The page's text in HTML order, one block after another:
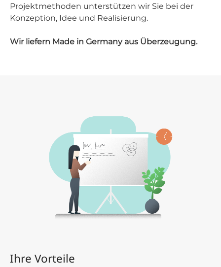
Projektmethoden unterstützen wir Sie bei der
Konzeption, Idee und Realisierung.
Wir liefern Made in Germany aus Überzeugung.
Ihre Vorteile